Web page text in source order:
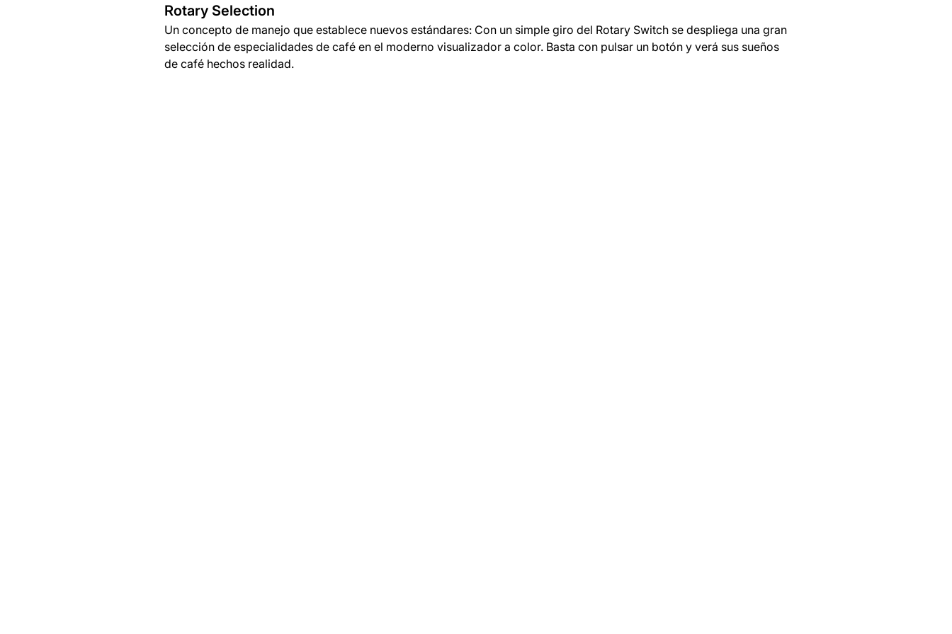
Rotary Selection
Un concepto de manejo que establece nuevos estándares: Con un simple giro del Rotary Switch se despliega una gran
selección de especialidades de café en el moderno visualizador a color. Basta con pulsar un botón y verá sus sueños
de café hechos realidad.